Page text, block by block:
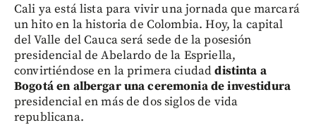
Cali ya está lista para vivir una jornada que marcará
un hito en la historia de Colombia. Hoy, la capital
del Valle del Cauca será sede de la posesión
presidencial de Abelardo de la Espriella,
convirtiéndose en la primera ciudaddistinta a
Bogotá en albergar una ceremonia de investidura
presidencial en más de dos siglos de vida
republicana.